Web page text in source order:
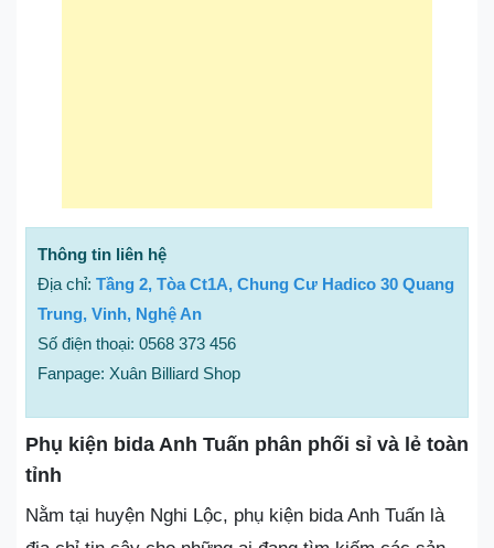
Thông tin liên hệ
Địa chỉ: Tầng 2, Tòa Ct1A, Chung Cư Hadico 30 Quang
Trung, Vinh, Nghệ An
Số điện thoại: 0568 373 456
Fanpage: Xuân Billiard Shop
Phụ kiện bida Anh Tuấn phân phối sỉ và lẻ toàn
tỉnh
Nằm tại huyện Nghi Lộc, phụ kiện bida Anh Tuấn là